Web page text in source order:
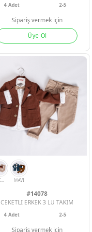
KIZ BEBEK
ERKEK
KIZ ÇOCUK
KIZ BEBEK
ERKEK
KIZ ÇOCUK
KIZ BEBEK
ERKEK
KIZ ÇOCUK
MAVI
4Adet 2-5
Sipariş vermek için
Üye Ol
#14078
CEKETLI ERKEK 3 LU TAKIM
4Adet 2-5
Sipariş vermek için